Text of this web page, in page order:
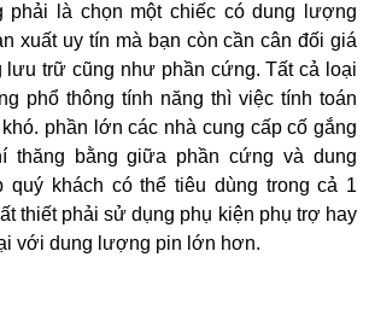
phải là chọn một chiếc có dung lượng
xuất uy tín mà bạn còn cần cân đối giá
lưu trữ cũng như phần cứng. Tất cả loại
phổ thông tính năng thì việc tính toán
phần lớn các nhà cung cấp cố gắng
thăng bằng giữa phần cứng và dung
quý khách có thể tiêu dùng trong cả 1
thiết phải sử dụng phụ kiện phụ trợ hay
với dung lượng pin lớn hơn.